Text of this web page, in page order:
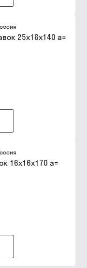
25х16х140 a=
16х16х170 a=